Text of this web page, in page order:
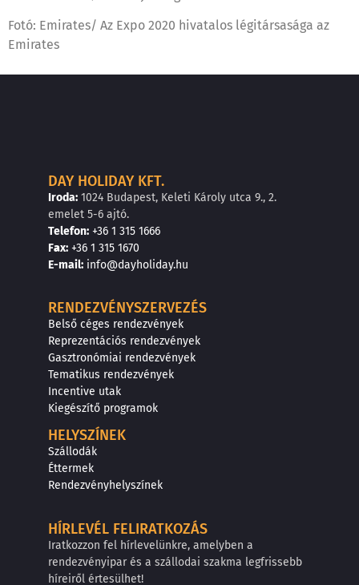
Fotó: Emirates/ Az Expo 2020 hivatalos légitársasága az
Emirates
DAY HOLIDAY KFT.
Iroda: 1024 Budapest, Keleti Károly utca 9., 2.
emelet 5-6 ajtó.
Telefon: +36 1 315 1666
Fax: +36 1 315 1670
E-mail: info@dayholiday.hu
RENDEZVÉNYSZERVEZÉS
Belső céges rendezvények
Reprezentációs rendezvények
Gasztronómiai rendezvények
Tematikus rendezvények
Incentive utak
Kiegészítő programok
HELYSZÍNEK
Szállodák
Éttermek
Rendezvényhelyszínek
HÍRLEVÉL FELIRATKOZÁS
Iratkozzon fel hírlevelünkre, amelyben a
rendezvényipar és a szállodai szakma legfrissebb
híreiről értesülhet!